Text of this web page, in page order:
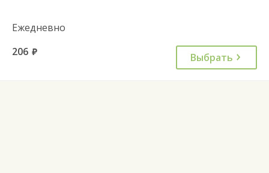
Ежедневно
206 руб. Выбрать